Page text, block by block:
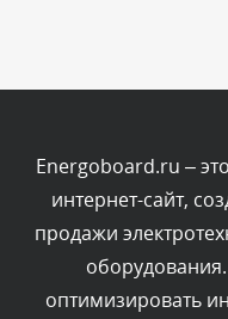
Комментарий
Текст комментария
администратором.
Energoboard.ru –
интернет-сайт,
продажи
оптимизировать